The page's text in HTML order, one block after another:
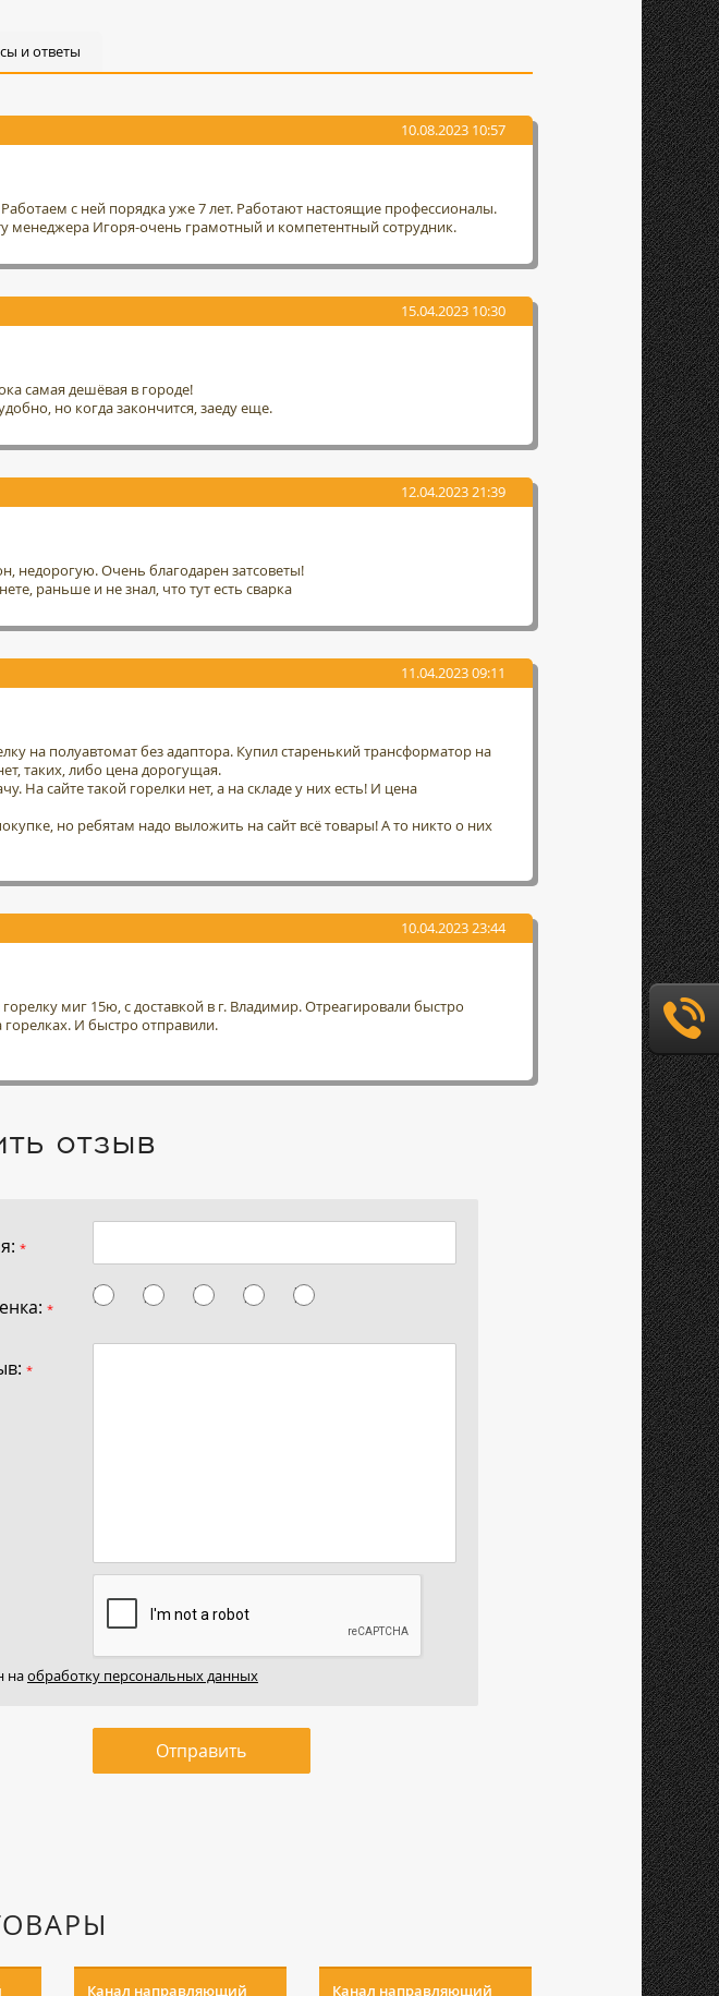
и ответы
10.08.2023 10:57
с ней порядка уже 7 лет. Работают настоящие профессионалы.
менеджера Игоря-очень грамотный и компетентный сотрудник.
15.04.2023 10:30
самая дешёвая в городе!
но когда закончится, заеду еще.
12.04.2023 21:39
недорогую. Очень благодарен затсоветы!
раньше и не знал, что тут есть сварка
11.04.2023 09:11
на полуавтомат без адаптора. Купил старенький трансформатор на
таких, либо цена дорогущая.
На сайте такой горелки нет, а на складе у них есть! И цена
но ребятам надо выложить на сайт всё товары! А то никто о них
10.04.2023 23:44
горелку миг 15ю, с доставкой в г. Владимир. Отреагировали быстро
И быстро отправили.
отзыв
*
*
*
наобработку персональных данных
Отправить
Канал направляющий
Канал направляющий
Канал